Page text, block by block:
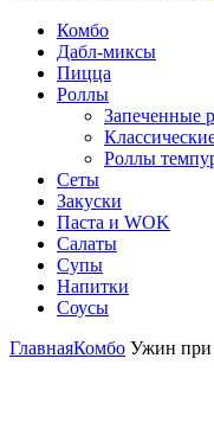
Комбо
Дабл-миксы
Пицца
Роллы
Запеченные
Роллы
Сеты
Закуски
Паста и WOK
Салаты
Супы
Напитки
Соусы
ГлавнаяКомбо Ужин при